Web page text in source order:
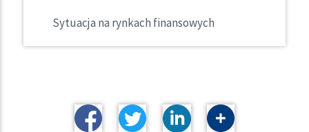
Sytuacja na rynkach finansowych